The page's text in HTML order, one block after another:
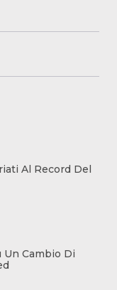
Al Record Del
Un Cambio Di